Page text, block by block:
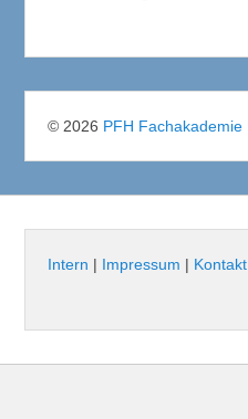
© 2026 PFH Fachakademie
Intern | Impressum | Kontakt